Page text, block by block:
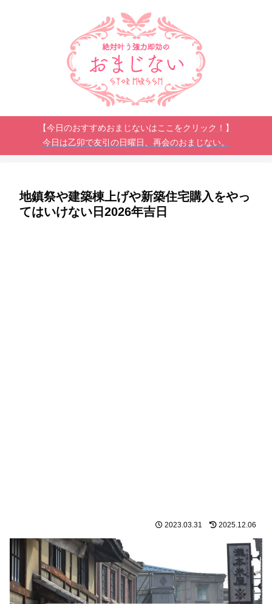
【今日のおすすめおまじないはここをクリック！】
今日は乙卯で友引の日曜日、再会のおまじない。
地鎮祭や建築棟上げや新築住宅購入をやっ
てはいけない日2026年吉日
2023.03.31 2025.12.06